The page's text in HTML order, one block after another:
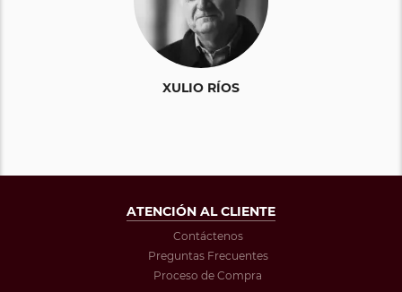
XULIO RÍOS
ATENCIÓN AL CLIENTE
Contáctenos
Preguntas Frecuentes
Proceso de Compra